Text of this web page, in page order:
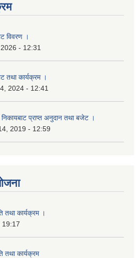
विवरण ।
- 12:31
कार्यक्रम ।
2024 - 12:41
प्राप्त अनुदान तथा बजेट ।
2019 - 12:59
कार्यक्रम ।
19:17
कार्यक्रम